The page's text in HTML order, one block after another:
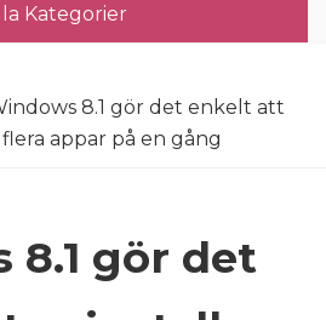
Kategorier
8.1 gör det enkelt att
appar på en gång
8.1 gör det